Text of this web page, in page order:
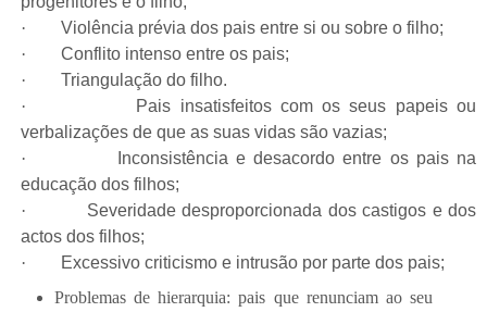
·
Violência prévia dos pais entre si ou sobre o filho;
·
Conflito intenso entre os pais;
·
Triangulação do filho.
·
Pais insatisfeitos com os seus papeis ou
verbalizações de que as suas vidas são vazias;
·
Inconsistência e desacordo entre os pais na
educação dos filhos;
·
Severidade desproporcionada dos castigos e dos
actos dos filhos;
·
Excessivo criticismo e intrusão por parte dos pais;
Problemas de hierarquia: pais que renunciam ao seu